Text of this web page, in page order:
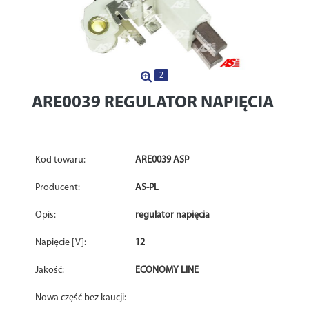
2
ARE0039 REGULATOR NAPIĘCIA
Kod towaru: ARE0039 ASP
Producent: AS-PL
Opis: regulator napięcia
Napięcie [V]: 12
Jakość: ECONOMY LINE
Nowa część bez kaucji: